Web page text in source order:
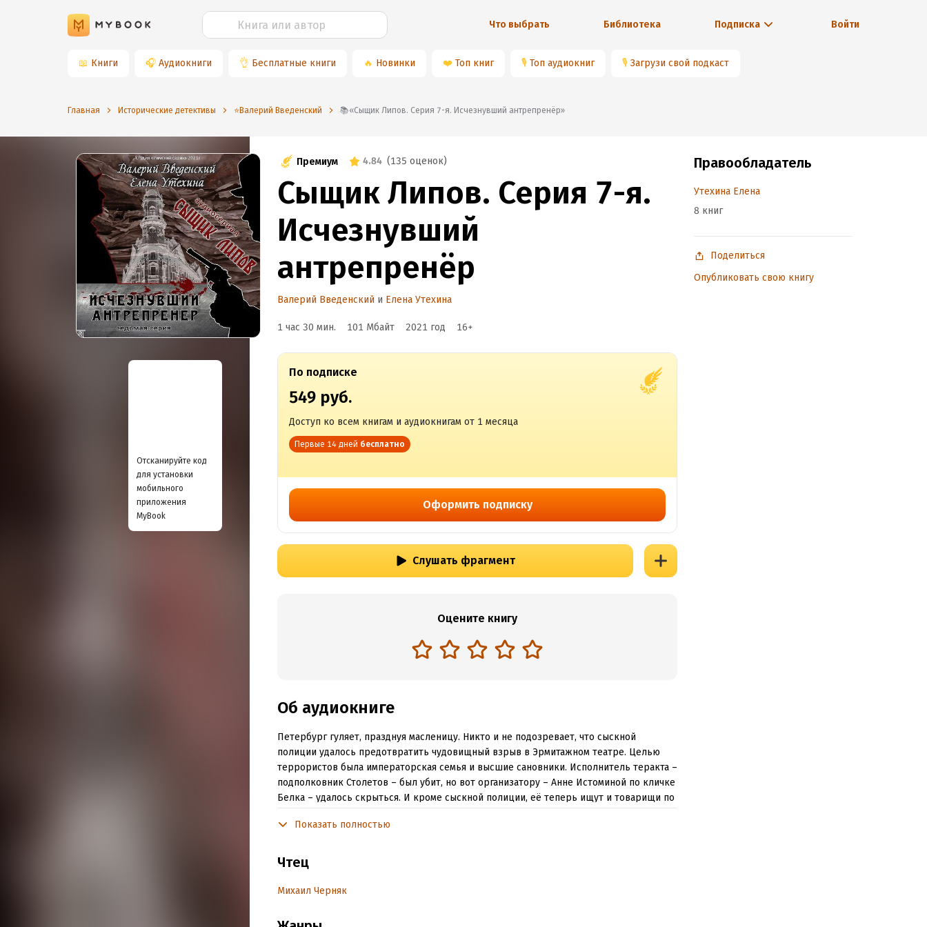
Что выбрать Библиотека Подписка Войти
📖 Книги 🎧 Аудиокниги 👌 Бесплатные книги 🔥 Новинки ❤️ Топ книг 🎙 Топ аудиокниг 🎙 Загрузи свой подкаст
Главная Исторические детективы ⭐️Валерий Введенский 📚«Сыщик Липов. Серия 7-я. Исчезнувший антрепренёр»
Отсканируйте код
для установки
мобильного
приложения
MyBook
Премиум 4.84 (135 оценок)
Сыщик Липов. Серия 7-я.
Исчезнувший
антрепренёр
Валерий Введенский и Елена Утехина
1 час 30 мин. 101 Мбайт 2021 год 16+
По подписке
549 руб.
Доступ ко всем книгам и аудиокнигам от 1 месяца
Первые 14 дней бесплатно
Оформить подписку
Слушать фрагмент
Оцените книгу
Об аудиокниге
Петербург гуляет, празднуя масленицу. Никто и не подозревает, что сыскной
полиции удалось предотвратить чудовищный взрыв в Эрмитажном театре. Целью
террористов была императорская семья и высшие сановники. Исполнитель теракта –
подполковник Столетов – был убит, но вот организатору – Анне Истоминой по кличке
Белка – удалось скрыться. И кроме сыскной полиции, её теперь ищут и товарищи по
линзами.
забот жизнь Липова – знакомит его с певицей Валдайцевой. Это знакомство станет
Показать полностью
Чтец
Михаил Черняк
Правообладатель
Утехина Елена
8 книг
Поделиться
Опубликовать свою книгу